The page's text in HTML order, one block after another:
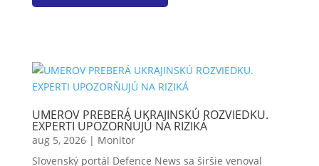
UMEROV PREBERÁ UKRAJINSKÚ ROZVIEDKU.
EXPERTI UPOZORŇUJÚ NA RIZIKÁ
aug 5, 2026| Monitor
Slovenský portál Defence News sa širšie venoval